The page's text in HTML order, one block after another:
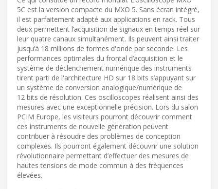
5C est la version compacte du MXO 5. Sans écran intégré,
il est parfaitement adapté aux applications en rack. Tous
deux permettent l’acquisition de signaux en temps réel sur
leur quatre canaux simultanément. Ils peuvent ainsi traiter
jusqu’à 18 millions de formes d'onde par seconde. Les
performances optimales du frontal d’acquisition et le
système de déclenchement numérique des instruments
tirent parti de l'architecture HD sur 18 bits s’appuyant sur
un système de conversion analogique/numérique de
12 bits de résolution. Ces oscilloscopes réalisent ainsi des
mesures avec une exceptionnelle précision. Lors du salon
PCIM Europe, les visiteurs pourront découvrir comment
ces instruments de nouvelle génération peuvent
contribuer à résoudre des problèmes de conception
complexes. Ils pourront également découvrir une solution
révolutionnaire permettant d’effectuer des mesures de
hautes tensions de mode commun à des fréquences
élevées.